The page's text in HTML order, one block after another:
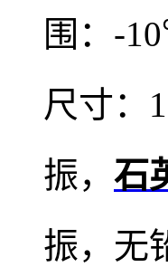
围：-
尺寸：
振， 石
振，无